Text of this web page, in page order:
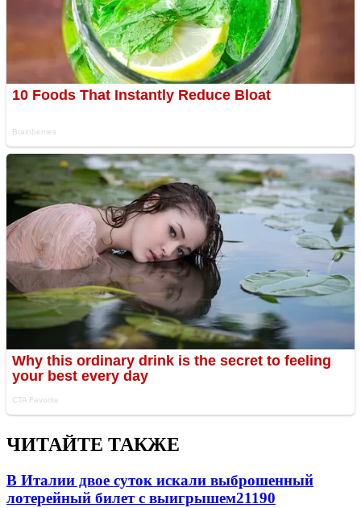
ЧИТАЙТЕ ТАКЖЕ
В Италии двое суток искали выброшенный
лотерейный билет с выигрышем21190